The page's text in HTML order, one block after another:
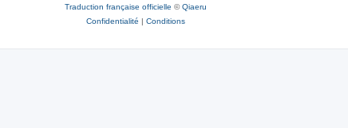
Traduction française officielle ©Qiaeru
Confidentialité | Conditions